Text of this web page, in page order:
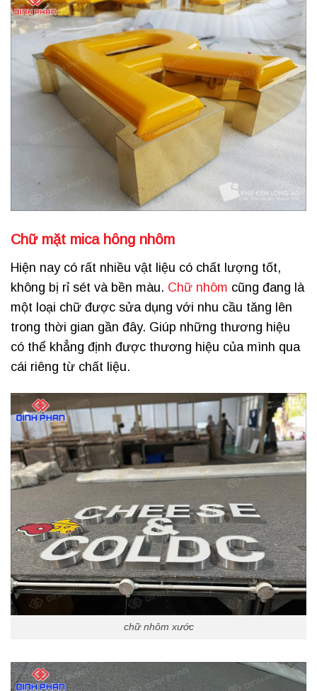
Chữ mặt mica hông nhôm
Hiện nay có rất nhiều vật liệu có chất lượng tốt,
không bị rỉ sét và bền màu. Chữ nhôm cũng đang là
một loại chữ được sửa dụng với nhu cầu tăng lên
trong thời gian gần đây. Giúp những thương hiệu
có thể khẳng định được thương hiệu của mình qua
cái riêng từ chất liệu.
chữ nhôm xước